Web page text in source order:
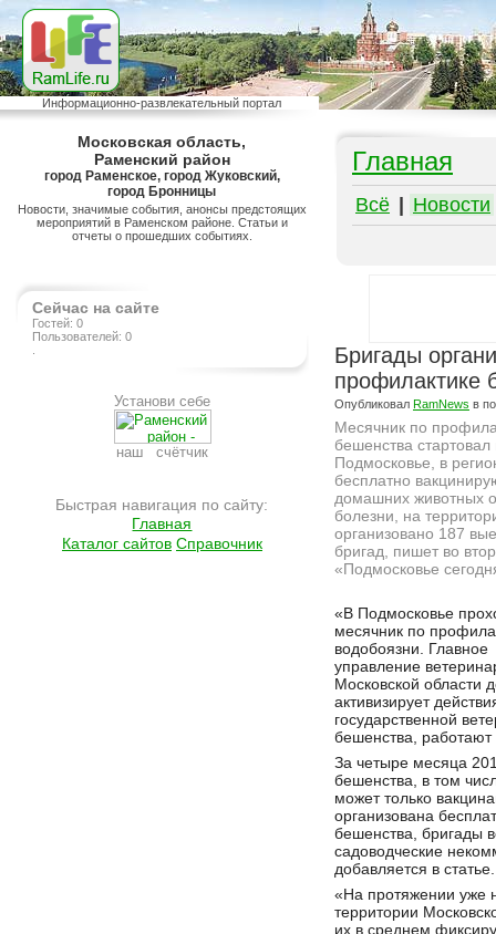
Информационно-развлекательный портал
Московская область,
Раменский район
город Раменское, город Жуковский,
город Бронницы
Новости, значимые события, анонсы предстоящих
мероприятий в Раменском районе. Статьи и
отчеты о прошедших событиях.
Сейчас на сайте
Гостей: 0
Пользователей: 0
Установи себе
наш счётчик
Быстрая навигация по сайту:
Главная
Каталог сайтов Справочник
Главная
Всё Новости
Бригады
профилактике
Опубликовал RamNews в
Месячник по
бешенства стартовал
Подмосковье, в
бесплатно
домашних животных
болезни, на
организовано 187
бригад, пишет во
«Подмосковье
«В Подмосковье
месячник по
водобоязни. Главное
управление
Московской области
активизирует
государственной
бешенства, работают
За четыре месяца
бешенства, в том
может только
организована
бешенства, бригады
садоводческие
добавляется в статье.
«На протяжении уже
территории
их в среднем